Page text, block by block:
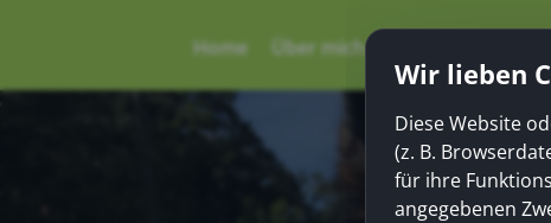
Home Über mich
Wir lieben
Diese Website
(z. B.
für ihre
angegebenen